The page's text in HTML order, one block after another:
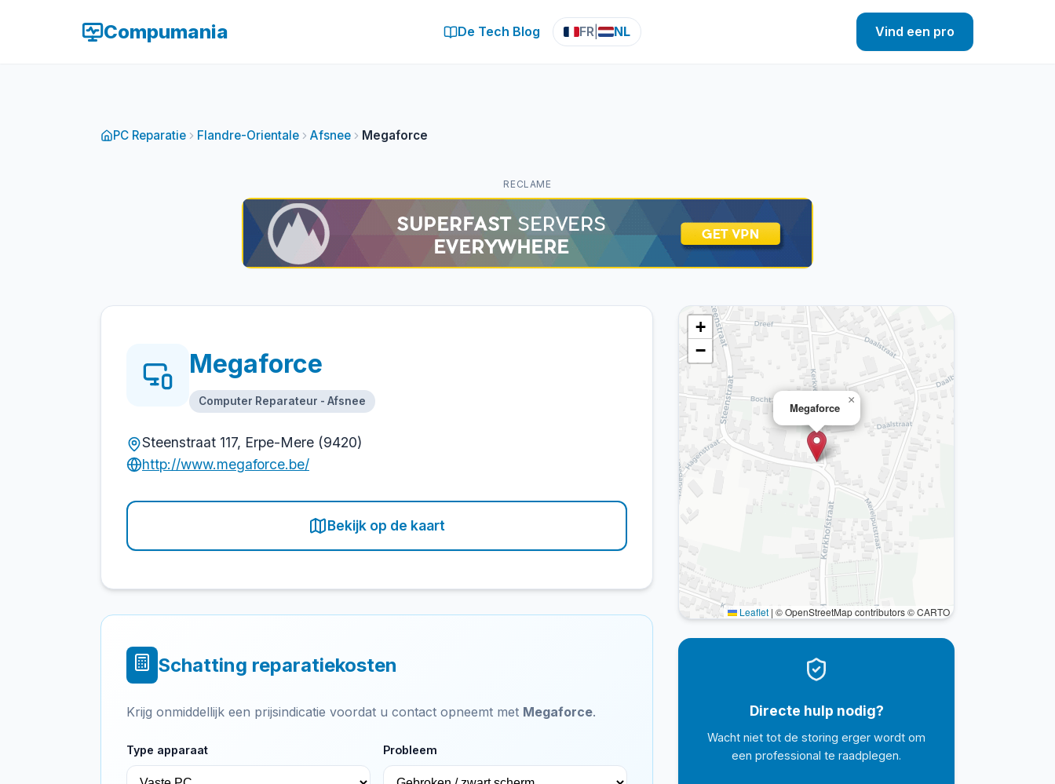
Compumania De Tech Blog FR NL Vind een pro
PC Reparatie Flandre-Orientale Afsnee Megaforce
RECLAME
Megaforce
Computer Reparateur - Afsnee
Steenstraat 117, Erpe-Mere (9420)
http://www.megaforce.be/
Bekijk op de kaart
Schatting reparatiekosten
Krijg onmiddellijk een prijsindicatie voordat u contact opneemt met Megaforce.
Type apparaat Probleem
Megaforce
×
+
−
Leaflet | © OpenStreetMap contributors © CARTO
Directe hulp nodig?
Wacht niet tot de storing erger wordt om
een professional te raadplegen.